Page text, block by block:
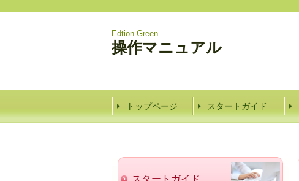
Edtion Green
操作マニュアル
トップページ スタートガイド
スタートガイド